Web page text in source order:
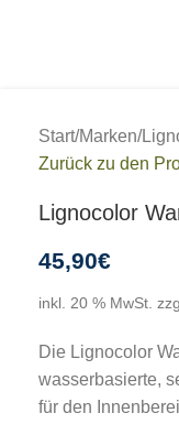
Start/Marken/
Zurück zu den
Lignocolor
45,90€
inkl. 20 % MwSt.
Die Lignocolor
wasserbasierte,
für den